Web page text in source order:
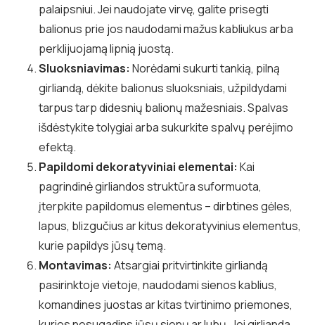
palaipsniui. Jei naudojate virvę, galite prisegti
balionus prie jos naudodami mažus kabliukus arba
perklijuojamą lipnią juostą.
Sluoksniavimas: Norėdami sukurti tankią, pilną
girliandą, dėkite balionus sluoksniais, užpildydami
tarpus tarp didesnių balionų mažesniais. Spalvas
išdėstykite tolygiai arba sukurkite spalvų perėjimo
efektą.
Papildomi dekoratyviniai elementai: Kai
pagrindinė girliandos struktūra suformuota,
įterpkite papildomus elementus – dirbtines gėles,
lapus, blizgučius ar kitus dekoratyvinius elementus,
kurie papildys jūsų temą.
Montavimas: Atsargiai pritvirtinkite girliandą
pasirinktoje vietoje, naudodami sienos kablius,
komandines juostas ar kitas tvirtinimo priemones,